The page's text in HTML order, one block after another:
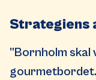
Strategiens
”Bornholm